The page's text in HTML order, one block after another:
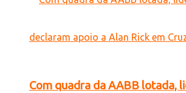
Com quadra da AABB lotada,